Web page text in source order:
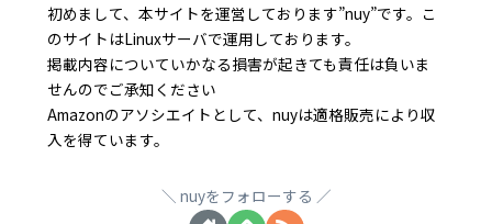
初めまして、本サイトを運営しております”nuy”です。こ
のサイトはLinuxサーバで運用しております。
掲載内容についていかなる損害が起きても責任は負いま
せんのでご承知ください
Amazonのアソシエイトとして、nuyは適格販売により収
入を得ています。
nuyをフォローする